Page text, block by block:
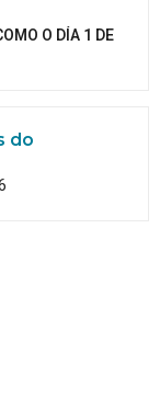
O DÍA 1 DE
do